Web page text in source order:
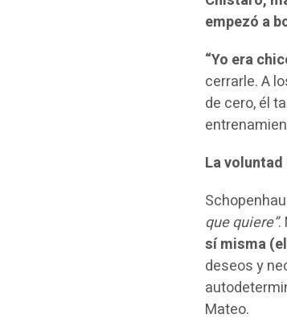
empezó a
“Yo era
cerrarle. A
de cero, él
La
que quiere”.
sí misma (el
deseos y
Mateo.